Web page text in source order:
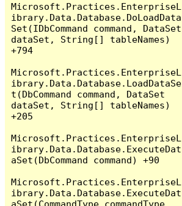
Microsoft.Practices.EnterpriseL
ibrary.Data.Database.DoLoadData
Set(IDbCommand command, DataSet
dataSet, String[] tableNames)
+794
Microsoft.Practices.EnterpriseL
ibrary.Data.Database.LoadDataSe
t(DbCommand command, DataSet
dataSet, String[] tableNames)
+205
Microsoft.Practices.EnterpriseL
ibrary.Data.Database.ExecuteDat
aSet(DbCommand command) +90
Microsoft.Practices.EnterpriseL
ibrary.Data.Database.ExecuteDat
aSet(CommandType commandType,